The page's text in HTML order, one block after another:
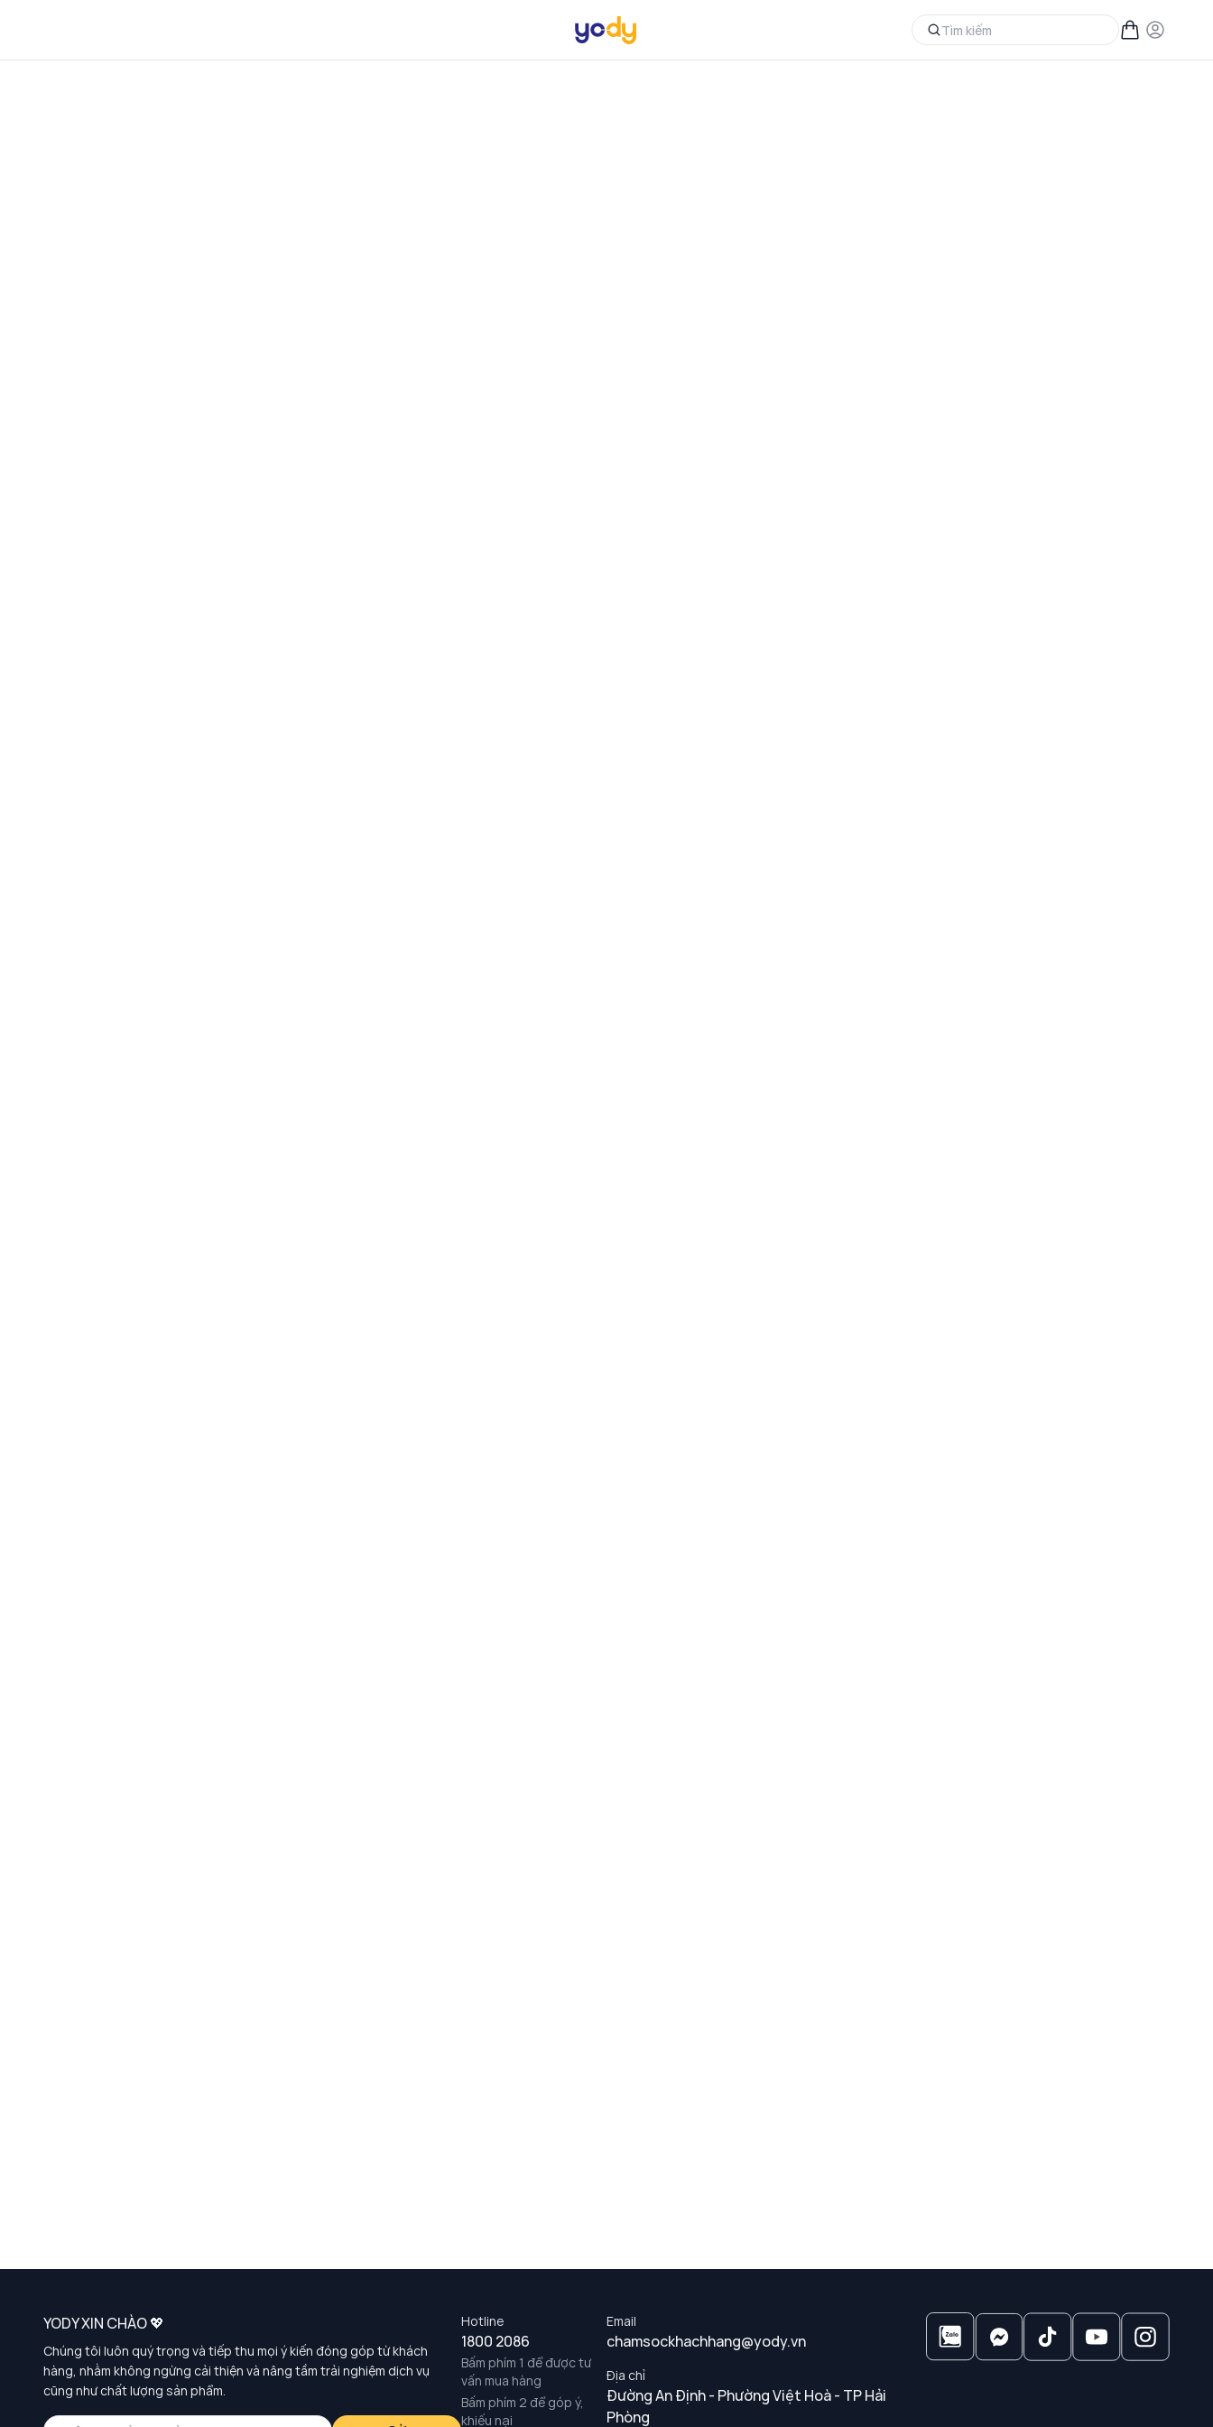
Hotline
1800 2086
Bấm phím 1 để được tư
vấn mua hàng
Bấm phím 2 để góp ý,
khiếu nại
Email
chamsockhachhang@yody.vn
Địa chỉ
Đường An Định - Phường Việt Hoà - TP Hải
Phòng
YODY XIN CHÀO 💖
Chúng tôi luôn quý trọng và tiếp thu mọi ý kiến đóng góp từ khách
hàng, nhằm không ngừng cải thiện và nâng tầm trải nghiệm dịch vụ
cũng như chất lượng sản phẩm.